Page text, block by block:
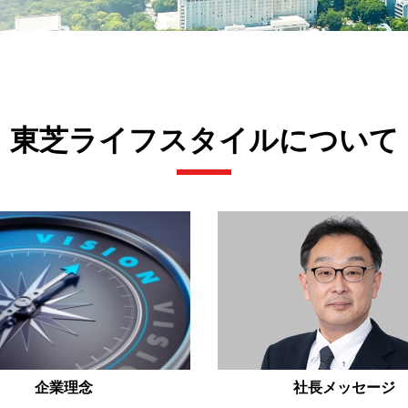
東芝ライフスタイルについて
企業理念 社長メッセージ